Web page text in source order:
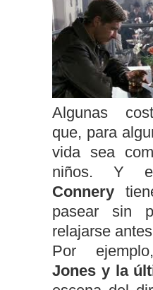
Algunas
que, para
vida sea
niños. Y
Connery
pasear sin
relajarse
Por
Jones y la